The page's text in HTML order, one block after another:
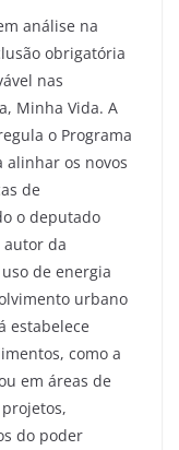
análise na
obrigatória
nas
Minha Vida. A
o Programa
alinhar os novos
de
o deputado
autor da
de energia
urbano
estabelece
como a
em áreas de
do poder